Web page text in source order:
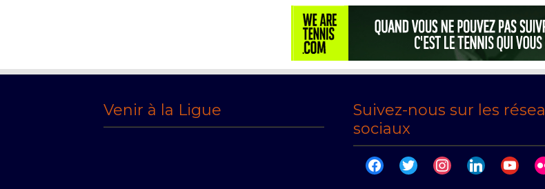
Venir à la Ligue
Suivez-nous sur les
sociaux
facebooktwitter instagramlinkedinyoutube